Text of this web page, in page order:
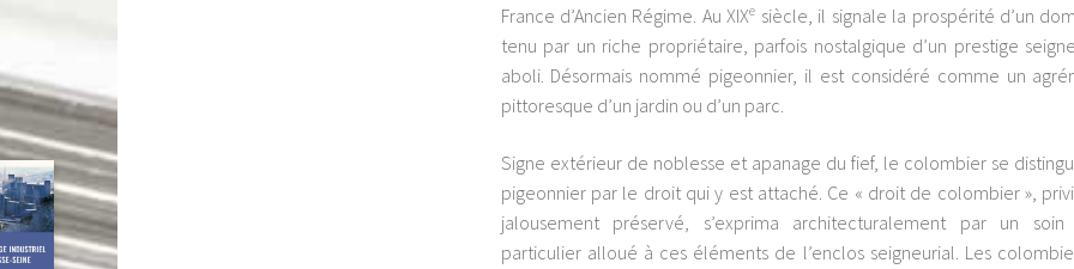
France d’Ancien Régime. Au XIXe siècle, il signale la prospérité d’un
tenu par un riche propriétaire, parfois nostalgique d’un prestige
aboli. Désormais nommé pigeonnier, il est considéré comme un
pittoresque d’un jardin ou d’un parc.
Signe extérieur de noblesse et apanage du fief, le colombier se
pigeonnier par le droit qui y est attaché. Ce « droit de colombier »,
jalousement préservé, s’exprima architecturalement par un
particulier alloué à ces éléments de l’enclos seigneurial. Les